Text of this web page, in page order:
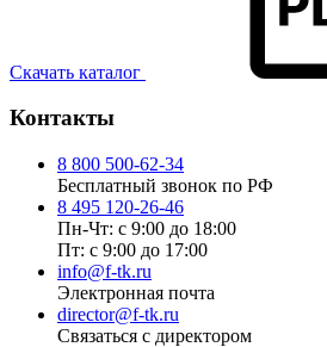
Скачать каталог
Контакты
8 800 500-62-34
Бесплатный звонок по РФ
8 495 120-26-46
Пн-Чт: с 9:00 до 18:00
Пт: с 9:00 до 17:00
info@f-tk.ru
Электронная почта
director@f-tk.ru
Связаться с директором